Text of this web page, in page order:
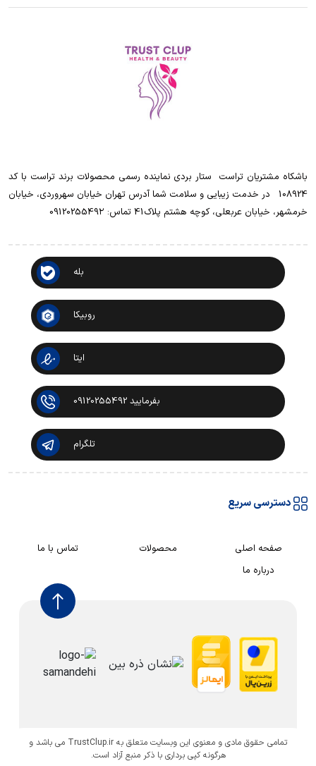
باشکاه مشتریان تراست ‌ ‌ستار بردی نماینده رسمی محصولات برند تراست با کد
108924 ‌ ‌ در خدمت زیبایی و سلامت شما آدرس تهران خیابان سهروردی، خیابان
خرمشهر، خیابان عربعلی، کوچه هشتم پلاک41 تماس: 0912025549۲
بله
روبیکا
ایتا
بفرمایید 09120255492
تلگرام
دسترسی سریع
صفحه اصلی محصولات
تماس با ما
درباره ما
تمامی حقوق مادی و معنوی این وبسایت متعلق به TrustClup.ir می باشد و
هرگونه کپی برداری با ذکر منبع آزاد است.